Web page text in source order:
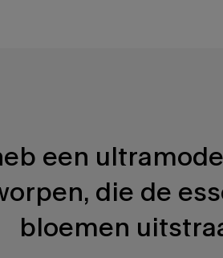
een
die de
bloemen